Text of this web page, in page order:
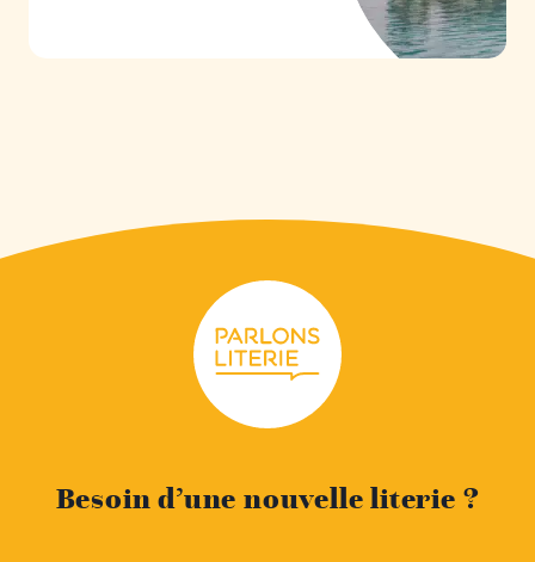
Besoin d’une nouvelle literie ?